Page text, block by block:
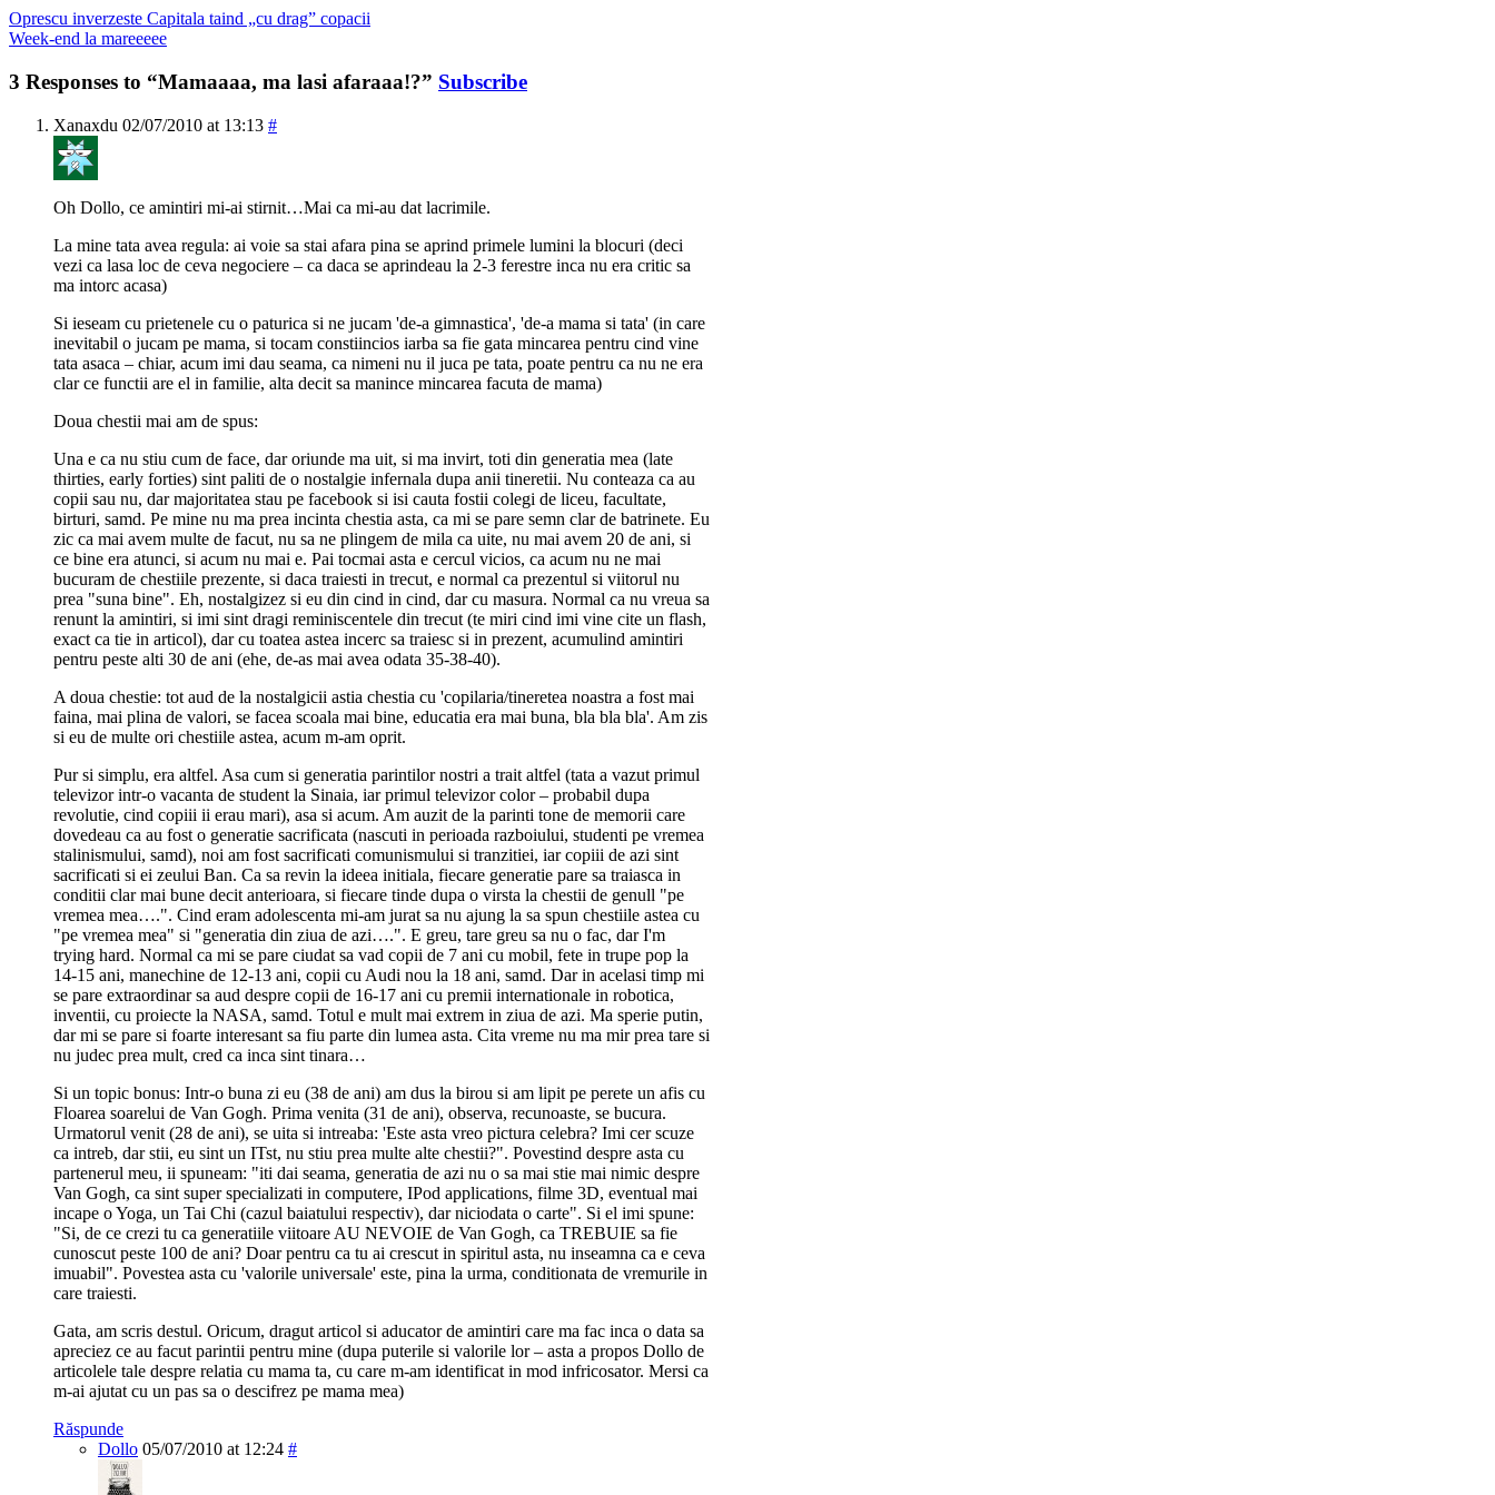
Oprescu inverzeste Capitala taind „cu drag” copacii
Week-end la mareeeee
3 Responses to “Mamaaaa, ma lasi afaraaa!?” Subscribe
Xanaxdu 02/07/2010 at 13:13 #
Oh Dollo, ce amintiri mi-ai stirnit…Mai ca mi-au dat lacrimile.
La mine tata avea regula: ai voie sa stai afara pina se aprind primele lumini la blocuri (deci
vezi ca lasa loc de ceva negociere – ca daca se aprindeau la 2-3 ferestre inca nu era critic sa
ma intorc acasa)
Si ieseam cu prietenele cu o paturica si ne jucam 'de-a gimnastica', 'de-a mama si tata' (in care
inevitabil o jucam pe mama, si tocam constiincios iarba sa fie gata mincarea pentru cind vine
tata asaca – chiar, acum imi dau seama, ca nimeni nu il juca pe tata, poate pentru ca nu ne era
clar ce functii are el in familie, alta decit sa manince mincarea facuta de mama)
Doua chestii mai am de spus:
Una e ca nu stiu cum de face, dar oriunde ma uit, si ma invirt, toti din generatia mea (late
thirties, early forties) sint paliti de o nostalgie infernala dupa anii tineretii. Nu conteaza ca au
copii sau nu, dar majoritatea stau pe facebook si isi cauta fostii colegi de liceu, facultate,
birturi, samd. Pe mine nu ma prea incinta chestia asta, ca mi se pare semn clar de batrinete. Eu
zic ca mai avem multe de facut, nu sa ne plingem de mila ca uite, nu mai avem 20 de ani, si
ce bine era atunci, si acum nu mai e. Pai tocmai asta e cercul vicios, ca acum nu ne mai
bucuram de chestiile prezente, si daca traiesti in trecut, e normal ca prezentul si viitorul nu
prea "suna bine". Eh, nostalgizez si eu din cind in cind, dar cu masura. Normal ca nu vreua sa
renunt la amintiri, si imi sint dragi reminiscentele din trecut (te miri cind imi vine cite un flash,
exact ca tie in articol), dar cu toatea astea incerc sa traiesc si in prezent, acumulind amintiri
pentru peste alti 30 de ani (ehe, de-as mai avea odata 35-38-40).
A doua chestie: tot aud de la nostalgicii astia chestia cu 'copilaria/tineretea noastra a fost mai
faina, mai plina de valori, se facea scoala mai bine, educatia era mai buna, bla bla bla'. Am zis
si eu de multe ori chestiile astea, acum m-am oprit.
Pur si simplu, era altfel. Asa cum si generatia parintilor nostri a trait altfel (tata a vazut primul
televizor intr-o vacanta de student la Sinaia, iar primul televizor color – probabil dupa
revolutie, cind copiii ii erau mari), asa si acum. Am auzit de la parinti tone de memorii care
dovedeau ca au fost o generatie sacrificata (nascuti in perioada razboiului, studenti pe vremea
stalinismului, samd), noi am fost sacrificati comunismului si tranzitiei, iar copiii de azi sint
sacrificati si ei zeului Ban. Ca sa revin la ideea initiala, fiecare generatie pare sa traiasca in
conditii clar mai bune decit anterioara, si fiecare tinde dupa o virsta la chestii de genull "pe
vremea mea….". Cind eram adolescenta mi-am jurat sa nu ajung la sa spun chestiile astea cu
"pe vremea mea" si "generatia din ziua de azi….". E greu, tare greu sa nu o fac, dar I'm
trying hard. Normal ca mi se pare ciudat sa vad copii de 7 ani cu mobil, fete in trupe pop la
14-15 ani, manechine de 12-13 ani, copii cu Audi nou la 18 ani, samd. Dar in acelasi timp mi
se pare extraordinar sa aud despre copii de 16-17 ani cu premii internationale in robotica,
inventii, cu proiecte la NASA, samd. Totul e mult mai extrem in ziua de azi. Ma sperie putin,
dar mi se pare si foarte interesant sa fiu parte din lumea asta. Cita vreme nu ma mir prea tare si
nu judec prea mult, cred ca inca sint tinara…
Si un topic bonus: Intr-o buna zi eu (38 de ani) am dus la birou si am lipit pe perete un afis cu
Floarea soarelui de Van Gogh. Prima venita (31 de ani), observa, recunoaste, se bucura.
Urmatorul venit (28 de ani), se uita si intreaba: 'Este asta vreo pictura celebra? Imi cer scuze
ca intreb, dar stii, eu sint un ITst, nu stiu prea multe alte chestii?". Povestind despre asta cu
partenerul meu, ii spuneam: "iti dai seama, generatia de azi nu o sa mai stie mai nimic despre
Van Gogh, ca sint super specializati in computere, IPod applications, filme 3D, eventual mai
incape o Yoga, un Tai Chi (cazul baiatului respectiv), dar niciodata o carte". Si el imi spune:
"Si, de ce crezi tu ca generatiile viitoare AU NEVOIE de Van Gogh, ca TREBUIE sa fie
cunoscut peste 100 de ani? Doar pentru ca tu ai crescut in spiritul asta, nu inseamna ca e ceva
imuabil". Povestea asta cu 'valorile universale' este, pina la urma, conditionata de vremurile in
care traiesti.
Gata, am scris destul. Oricum, dragut articol si aducator de amintiri care ma fac inca o data sa
apreciez ce au facut parintii pentru mine (dupa puterile si valorile lor – asta a propos Dollo de
articolele tale despre relatia cu mama ta, cu care m-am identificat in mod infricosator. Mersi ca
m-ai ajutat cu un pas sa o descifrez pe mama mea)
Răspunde
Dollo 05/07/2010 at 12:24 #